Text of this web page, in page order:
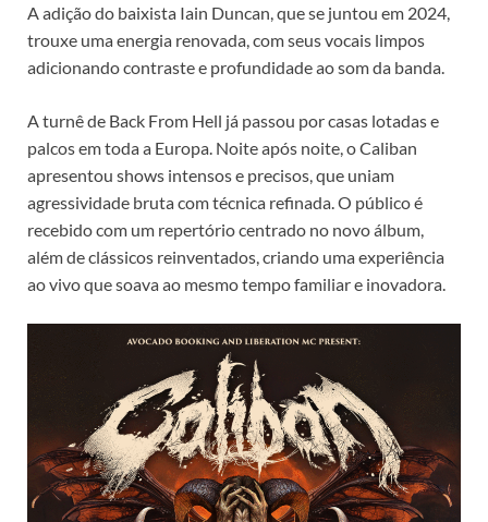
A adição do baixista Iain Duncan, que se juntou em 2024,
trouxe uma energia renovada, com seus vocais limpos
adicionando contraste e profundidade ao som da banda.
A turnê de Back From Hell já passou por casas lotadas e
palcos em toda a Europa. Noite após noite, o Caliban
apresentou shows intensos e precisos, que uniam
agressividade bruta com técnica refinada. O público é
recebido com um repertório centrado no novo álbum,
além de clássicos reinventados, criando uma experiência
ao vivo que soava ao mesmo tempo familiar e inovadora.